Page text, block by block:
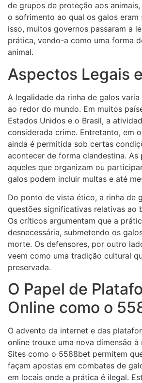
de grupos de proteção aos
o sofrimento ao qual os galos eram
isso, muitos governos passaram a
prática, vendo-a como uma forma
animal.
Aspectos Legais
A legalidade da rinha de galos
ao redor do mundo. Em muitos
Estados Unidos e o Brasil, a
considerada crime. Entretanto, em
ainda é permitida sob certas
acontecer de forma clandestina. As
aqueles que organizam ou
galos podem incluir multas e até
Do ponto de vista ético, a rinha de
questões significativas relativas ao
Os críticos argumentam que a
desnecessária, submetendo os
morte. Os defensores, por outro
veem como uma tradição cultural
preservada.
O Papel de
Online como o
O advento da internet e das
online trouxe uma nova dimensão à
Sites como o 5588bet permitem
façam apostas em combates de
em locais onde a prática é ilegal.